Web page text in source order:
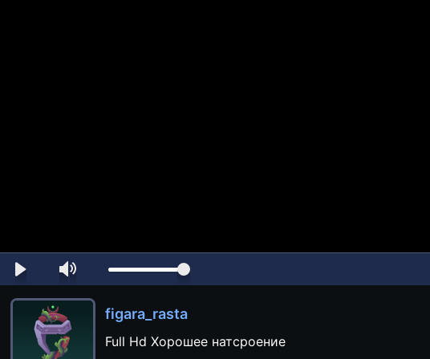
figara_rasta
Full Hd Хорошее натсроение